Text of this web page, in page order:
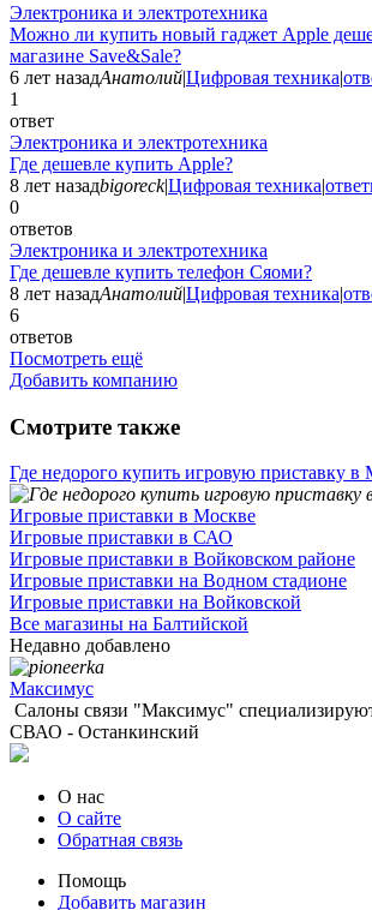
Электроника и электротехника
Можно ли купить новый гаджет Apple
магазине Save&Sale?
6 лет назадАнатолий|Цифровая техника|
1
ответ
Электроника и электротехника
Где дешевле купить Apple?
8 лет назадbigoreck|Цифровая техника|
0
ответов
Электроника и электротехника
Где дешевле купить телефон Сяоми?
8 лет назадАнатолий|Цифровая техника|
6
ответов
Посмотреть ещё
Добавить компанию
Смотрите также
Где недорого купить игровую приставку в
Игровые приставки в Москве
Игровые приставки в САО
Игровые приставки в Войковском районе
Игровые приставки на Водном стадионе
Игровые приставки на Войковской
Все магазины на Балтийской
Недавно добавлено
Максимус
Салоны связи "Максимус"
СВАО - Останкинский
О нас
О сайте
Обратная связь
Помощь
Добавить магазин